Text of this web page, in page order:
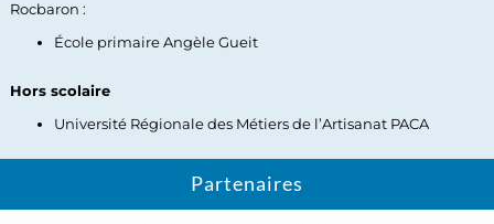
Rocbaron :
École primaire Angèle Gueit
Hors scolaire
Université Régionale des Métiers de l’Artisanat PACA
Partenaires